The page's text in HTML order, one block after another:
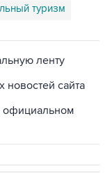
туризм
ленту
новостей сайта
официальном